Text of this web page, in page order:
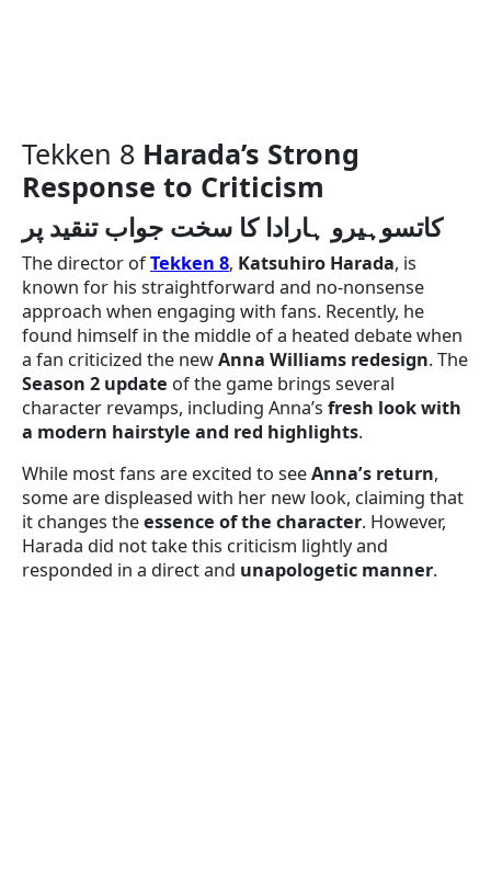
Tekken 8 Harada’s Strong
Response to Criticism
کاتسوہیرو ہارادا کا سخت جواب تنقید پر
The director ofTekken 8, Katsuhiro Harada, is
known for his straightforward and no-nonsense
approach when engaging with fans. Recently, he
found himself in the middle of a heated debate when
a fan criticized the newAnna Williams redesign. The
Season 2 update of the game brings several
character revamps, including Anna’s fresh look with
a modern hairstyle and red highlights.
While most fans are excited to seeAnna’s return,
some are displeased with her new look, claiming that
it changes theessence of the character. However,
Harada did not take this criticism lightly and
responded in a direct and unapologetic manner.